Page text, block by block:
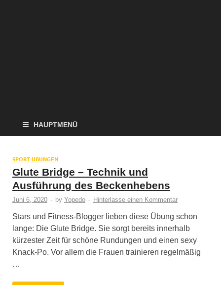
HAUPTMENÜ
SPORT ÜBUNGEN
Glute Bridge – Technik und
Ausführung des Beckenhebens
Juni 6, 2020 - by Yopedo - Hinterlasse einen Kommentar
Stars und Fitness-Blogger lieben diese Übung schon
lange: Die Glute Bridge. Sie sorgt bereits innerhalb
kürzester Zeit für schöne Rundungen und einen sexy
Knack-Po. Vor allem die Frauen trainieren regelmäßig
…